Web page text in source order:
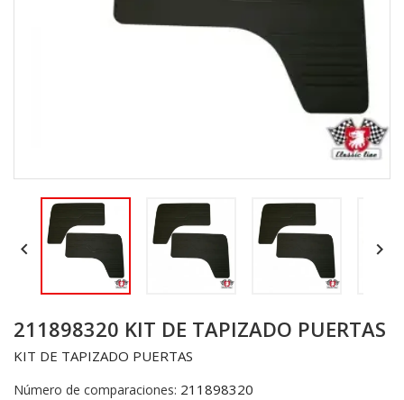
 
211898320 KIT DE TAPIZADO PUERTAS
KIT DE TAPIZADO PUERTAS
Número de comparaciones: 211898320